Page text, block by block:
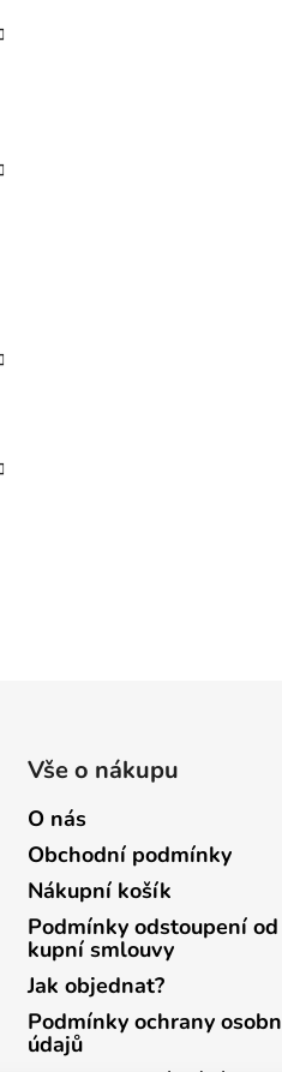
Vše o nákupu
O nás
Obchodní podmínky
Nákupní košík
Podmínky odstoupení od
kupní smlouvy
Jak objednat?
Podmínky ochrany
údajů